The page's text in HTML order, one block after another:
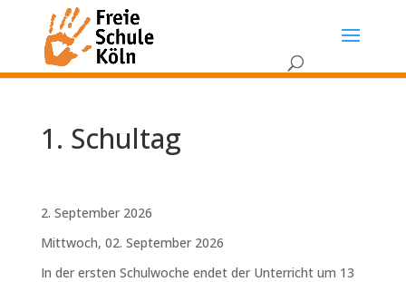
1. Schultag
2. September 2026
Mittwoch, 02. September 2026
In der ersten Schulwoche endet der Unterricht um 13